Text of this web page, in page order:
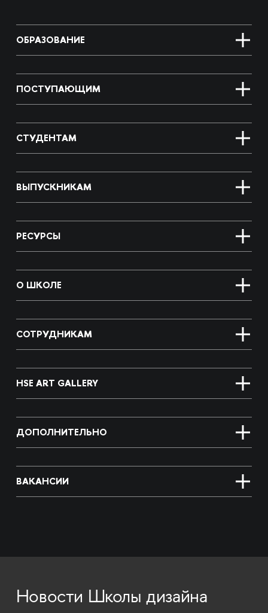
ОБРАЗОВАНИЕ
ПОСТУПАЮЩИМ
СТУДЕНТАМ
ВЫПУСКНИКАМ
РЕСУРСЫ
О ШКОЛЕ
СОТРУДНИКАМ
HSE ART GALLERY
ДОПОЛНИТЕЛЬНО
ВАКАНСИИ
Новости Школы дизайна